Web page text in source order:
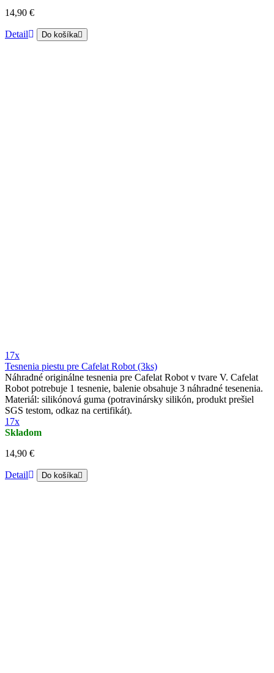
14,90 €
Detail Do košíka
17x
Tesnenia piestu pre Cafelat Robot (3ks)
Náhradné originálne tesnenia pre Cafelat Robot v tvare V. Cafelat
Robot potrebuje 1 tesnenie, balenie obsahuje 3 náhradné tesenenia.
Materiál: silikónová guma (potravinársky silikón, produkt prešiel
SGS testom, odkaz na certifikát).
17x
Skladom
14,90 €
Detail Do košíka